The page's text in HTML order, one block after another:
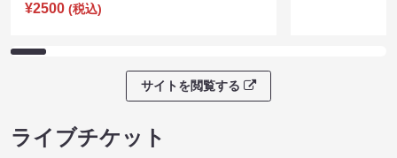
¥2500 (税込)
サイトを閲覧する
ライブチケット